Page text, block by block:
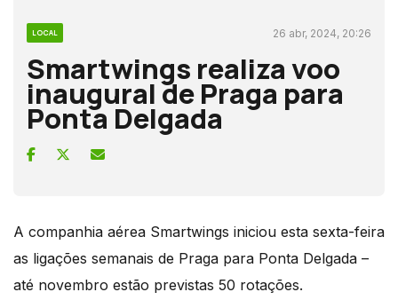
LOCAL 26 abr, 2024, 20:26
Smartwings realiza voo
inaugural de Praga para
Ponta Delgada
A companhia aérea Smartwings iniciou esta sexta-feira
as ligações semanais de Praga para Ponta Delgada –
até novembro estão previstas 50 rotações.